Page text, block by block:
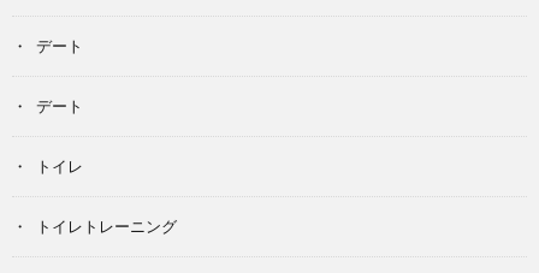
デート
デート
トイレ
トイレトレーニング